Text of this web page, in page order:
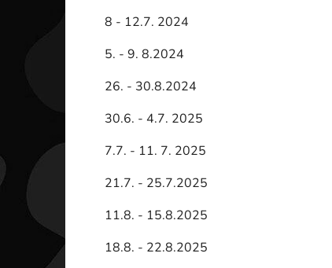
8 - 12.7. 2024
5. - 9. 8.2024
26. - 30.8.2024
30.6. - 4.7. 2025
7.7. - 11. 7. 2025
21.7. - 25.7.2025
11.8. - 15.8.2025
18.8. - 22.8.2025